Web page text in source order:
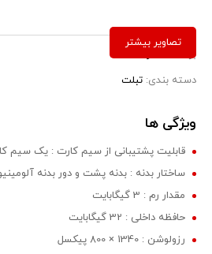
برند:
دسته بندی: تبلت
ویژگی ها
قابلیت پشتیبانی از سیم کارت : یک سیم
ساختار بدنه : بدنه پشت و دور بدنه
مقدار رم : 3 گیگابایت
حافظه داخلی : 32 گیگابایت
رزولوشن : 1340 × 800 پیکسل